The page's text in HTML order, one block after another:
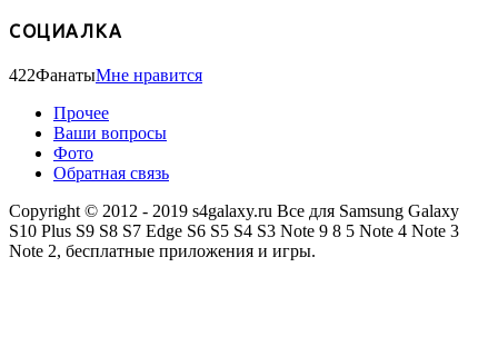
СОЦИАЛКА
422ФанатыМне нравится
Прочее
Ваши вопросы
Фото
Обратная связь
Copyright © 2012 - 2019 s4galaxy.ru Все для Samsung Galaxy
S10 Plus S9 S8 S7 Edge S6 S5 S4 S3 Note 9 8 5 Note 4 Note 3
Note 2, бесплатные приложения и игры.